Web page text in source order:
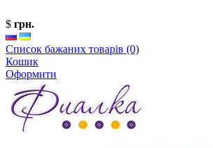
$ грн.
Список бажаних товарів (0)
Кошик
Оформити